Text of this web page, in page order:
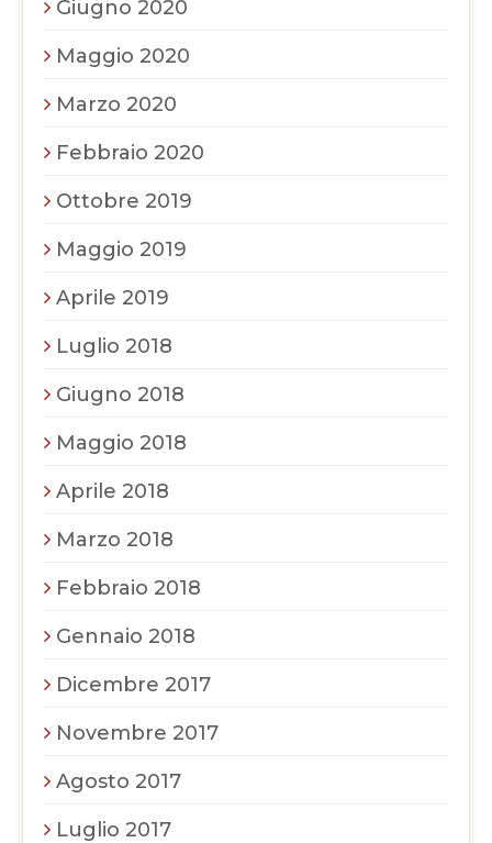
Giugno 2020
Maggio 2020
Marzo 2020
Febbraio 2020
Ottobre 2019
Maggio 2019
Aprile 2019
Luglio 2018
Giugno 2018
Maggio 2018
Aprile 2018
Marzo 2018
Febbraio 2018
Gennaio 2018
Dicembre 2017
Novembre 2017
Agosto 2017
Luglio 2017